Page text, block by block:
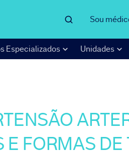
Sou
Especializados Unidades
FORMAS DE